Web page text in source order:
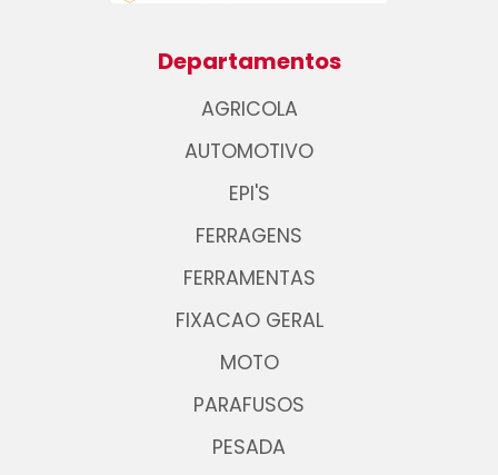
Departamentos
AGRICOLA
AUTOMOTIVO
EPI'S
FERRAGENS
FERRAMENTAS
FIXACAO GERAL
MOTO
PARAFUSOS
PESADA